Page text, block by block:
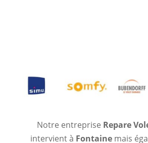
Notre entreprise Repare
intervient à Fontaine mais